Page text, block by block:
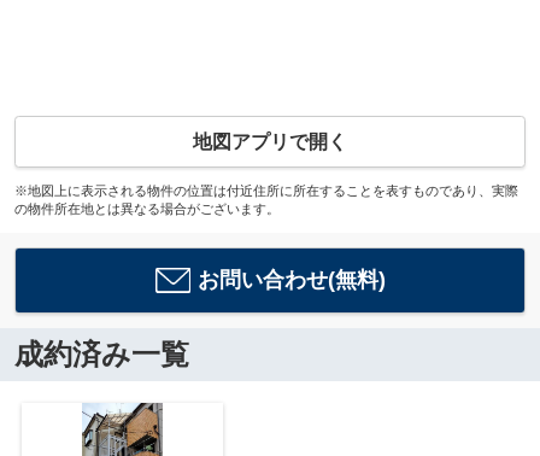
地図アプリで開く
※地図上に表示される物件の位置は付近住所に所在することを表すものであり、実際
の物件所在地とは異なる場合がございます。
お問い合わせ(無料)
成約済み一覧